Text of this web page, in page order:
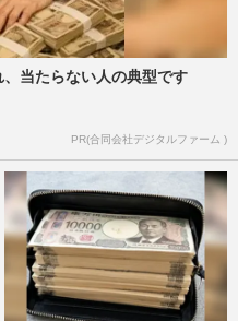
当たらない人の典型です
PR(合同会社デジタルファーム )